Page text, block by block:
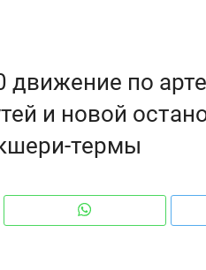
движение по
и новой
термы